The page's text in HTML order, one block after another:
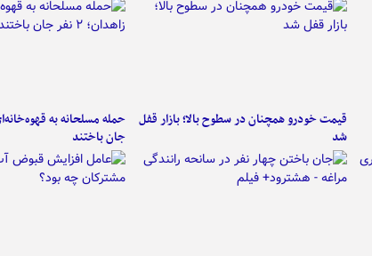
قیمت خودرو همچنان در سطوح بالا؛ بازار قفل
شد
جان باختند